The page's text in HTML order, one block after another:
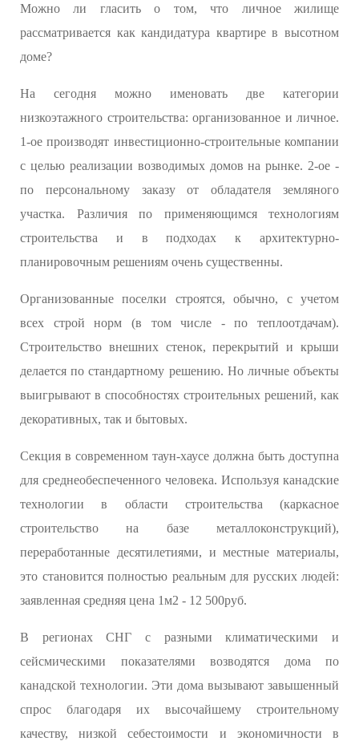
Можно ли гласить о том, что личное жилище
рассматривается как кандидатура квартире в высотном
доме?
На сегодня можно именовать две категории
низкоэтажного строительства: организованное и личное.
1-ое производят инвестиционно-строительные компании
с целью реализации возводимых домов на рынке. 2-ое -
по персональному заказу от обладателя земляного
участка. Различия по применяющимся технологиям
строительства и в подходах к архитектурно-
планировочным решениям очень существенны.
Организованные поселки строятся, обычно, с учетом
всех строй норм (в том числе - по теплоотдачам).
Строительство внешних стенок, перекрытий и крыши
делается по стандартному решению. Но личные объекты
выигрывают в способностях строительных решений, как
декоративных, так и бытовых.
Секция в современном таун-хаусе должна быть доступна
для среднеобеспеченного человека. Используя канадские
технологии в области строительства (каркасное
строительство на базе металлоконструкций),
переработанные десятилетиями, и местные материалы,
это становится полностью реальным для русских людей:
заявленная средняя цена 1м2 - 12 500руб.
В регионах СНГ с разными климатическими и
сейсмическими показателями возводятся дома по
канадской технологии. Эти дома вызывают завышенный
спрос благодаря их высочайшему строительному
качеству, низкой себестоимости и экономичности в